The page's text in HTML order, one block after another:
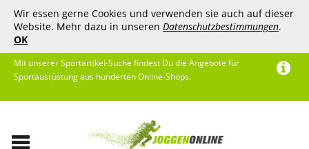
Wir essen gerne Cookies und verwenden sie auch auf dieser
Website. Mehr dazu in unseren Datenschutzbestimmungen.
OK
Mit unserer Sportartikel-Suche findest Du die Angebote für
Sportausrüstung aus hunderten Online-Shops.